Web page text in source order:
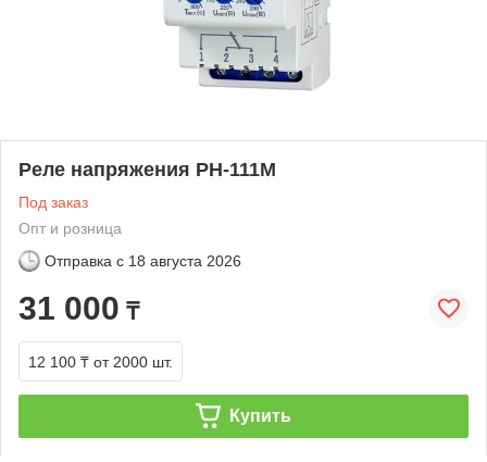
Реле напряжения РН-111M
Под заказ
Опт и розница
Отправка с 18 августа 2026
31 000 ₸
12 100 ₸ от 2000 шт.
Купить